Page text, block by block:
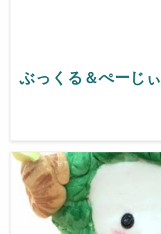
ぶっくる＆ぺーじぃ